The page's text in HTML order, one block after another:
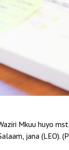
Mkuu huyo
jana (LEO).